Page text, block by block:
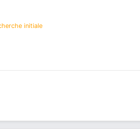
initiale